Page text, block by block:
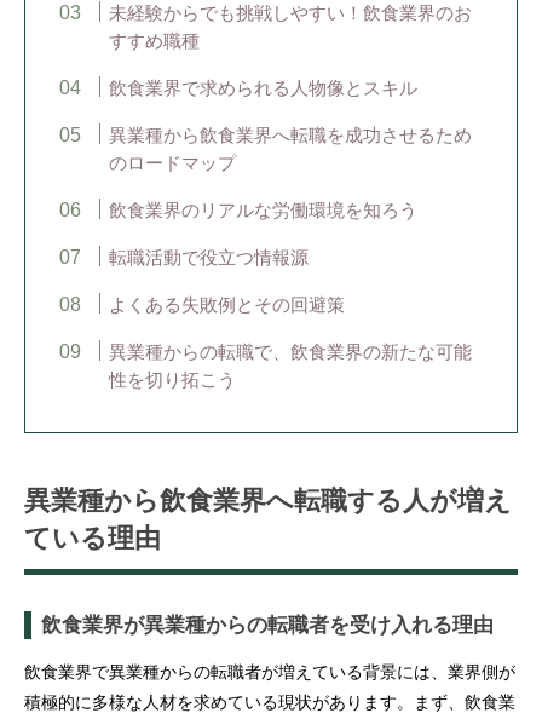
未経験からでも挑戦しやすい！飲食業界のお
すすめ職種
飲食業界で求められる人物像とスキル
異業種から飲食業界へ転職を成功させるため
のロードマップ
飲食業界のリアルな労働環境を知ろう
転職活動で役立つ情報源
よくある失敗例とその回避策
異業種からの転職で、飲食業界の新たな可能
性を切り拓こう
異業種から飲食業界へ転職する人が増え
ている理由
飲食業界が異業種からの転職者を受け入れる理由
飲食業界で異業種からの転職者が増えている背景には、業界側が
積極的に多様な人材を求めている現状があります。まず、飲食業